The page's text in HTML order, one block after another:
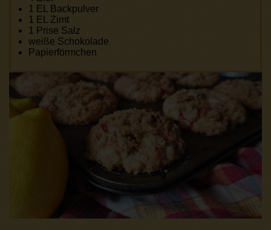
1 EL Backpulver
1 EL Zimt
1 Prise Salz
weiße Schokolade
Papierförmchen